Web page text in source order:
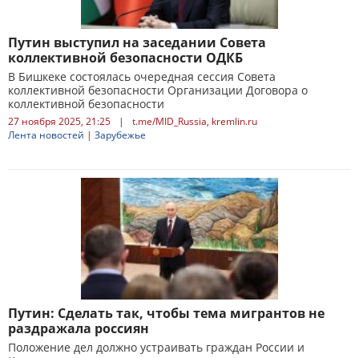
Путин выступил на заседании Совета
коллективной безопасности ОДКБ
В Бишкеке состоялась очередная сессия Совета
коллективной безопасности Организации Договора о
коллективной безопасности
27 ноября 2025, 21:25 |
t.me/MID_Russia, kremlin.ru
Лента новостей | Зарубежье
Путин: Сделать так, чтобы тема мигрантов не
раздражала россиян
Положение дел должно устраивать граждан России и